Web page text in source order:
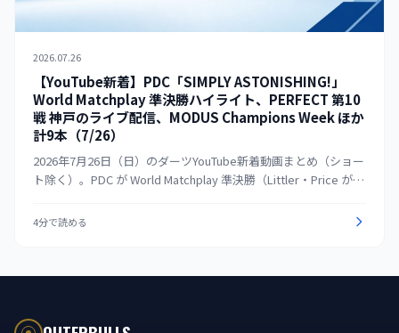
2026.07.26
【YouTube新着】PDC「SIMPLY ASTONISHING!」
World Matchplay 準決勝ハイライト、PERFECT 第10
戦 神戸のライブ配信、MODUS Champions Week ほか
計9本（7/26）
2026年7月26日（日）のダーツYouTube新着動画まとめ（ショー
ト除く）。PDC が World Matchplay 準決勝（Littler・Price が決
10戦 神戸（PT200・男女共催）のライブ配信を Channel #1／#2
4分で読める